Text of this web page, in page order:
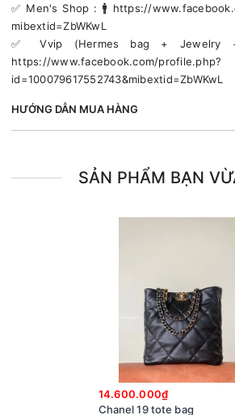
✅️ Men's Shop : 🚹 https://
mibextid=ZbWKwL
✅️ Vvip (Hermes bag +
https://www.facebook.com/profile.php?
id=100079617552743&mibextid=ZbWKwL
HƯỚNG DẪN MUA HÀNG
SẢN PHẨM BẠN
14.600.000₫
Chanel 19 tote bag